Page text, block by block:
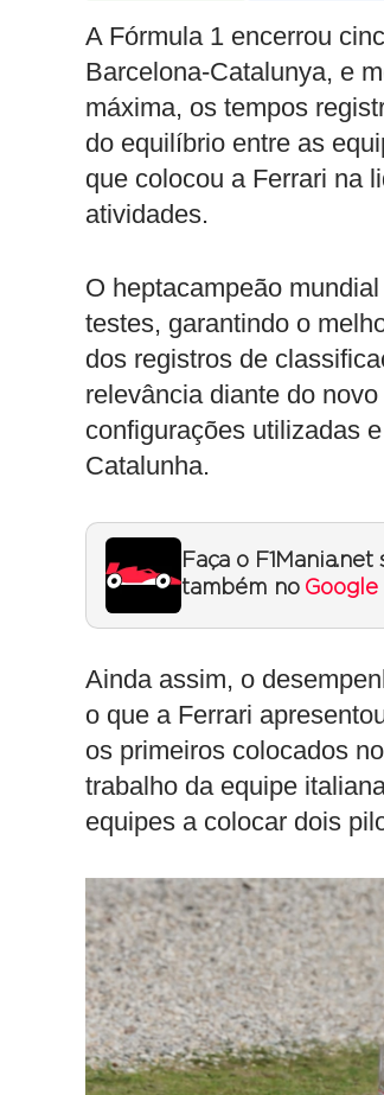
A Fórmula 1 encerrou
Barcelona-Catalunya, e
máxima, os tempos
do equilíbrio entre as
que colocou a Ferrari na
atividades.
O heptacampeão
testes, garantindo o
dos registros de
relevância diante do
configurações utilizadas
Catalunha.
Faça o
também no Google
Ainda assim, o
o que a Ferrari
os primeiros colocados
trabalho da equipe
equipes a colocar dois